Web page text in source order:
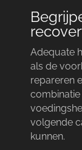
Adequate
als de
repareren
volgende
kunnen.​